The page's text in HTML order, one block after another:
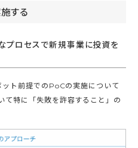
する
プロセスで新規事業に投資を
ト前提でのPoCの実施について
て特に「失敗を許容すること」の